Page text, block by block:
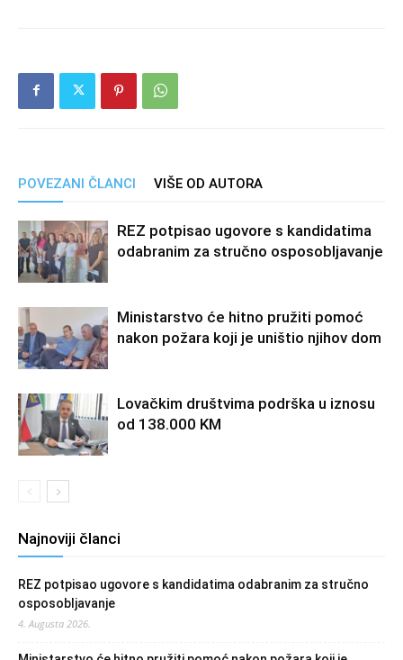
POVEZANI ČLANCI VIŠE OD AUTORA
REZ potpisao ugovore s kandidatima
odabranim za stručno osposobljavanje
Ministarstvo će hitno pružiti pomoć
nakon požara koji je uništio njihov dom
Lovačkim društvima podrška u iznosu
od 138.000 KM
Najnoviji članci
REZ potpisao ugovore s kandidatima odabranim za stručno
osposobljavanje
4. Augusta 2026.